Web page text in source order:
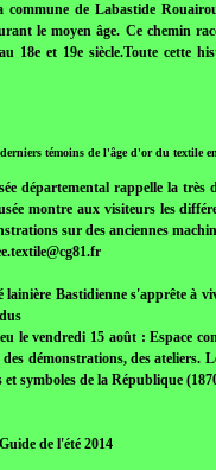
de Labastide
le moyen âge. Ce chemin
18e et 19e siècle.Toute cette
témoins de l'âge d'or du textile
départemental rappelle la
montre aux visiteurs les
sur des anciennes
Bastidienne s'apprête à
le vendredi 15 août : Espace
démonstrations, des ateliers.
symboles de la République
de l'été 2014